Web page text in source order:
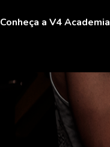
Conheça a V4 Academia